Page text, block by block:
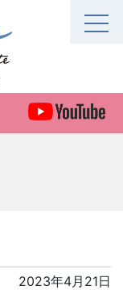
2023年4月21日